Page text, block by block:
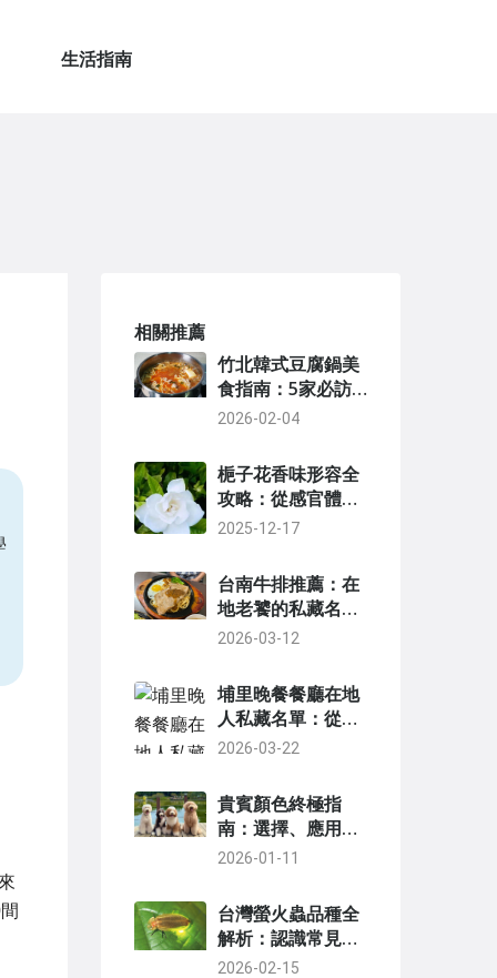
生活指南
相關推薦
竹北韓式豆腐鍋美
食指南：5家必訪
餐廳與點餐秘訣大
2026-02-04
梔子花香味形容全
攻略：從感官體驗
到文學比喻的終極
2025-12-17
台南牛排推薦：在
地老饕的私藏名單
與實用指南
2026-03-12
埔里晚餐餐廳在地
人私藏名單：從合
菜到小吃，避坑指
2026-03-22
貴賓顏色終極指
南：選擇、應用與
趨勢解析
2026-01-11
台灣螢火蟲品種全
解析：認識常見種
類與觀賞實用指南
2026-02-15